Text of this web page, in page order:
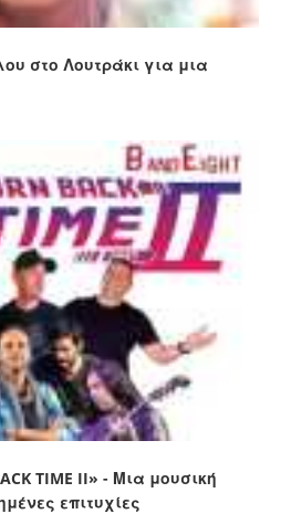
στο Λουτράκι για μια
TIME II» - Μια μουσική
επιτυχίες